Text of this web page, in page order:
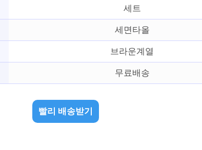
세트
세면타올
브라운계열
무료배송
빨리 배송받기